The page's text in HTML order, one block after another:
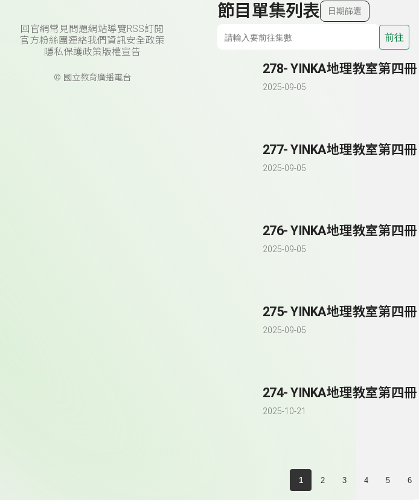
回官網常見問題網站導覽RSS訂閱
官方粉絲團連絡我們 資訊安全政策
隱私保護政策版權宣告
© 國立教育廣播電台
節目單集列表 日期篩選
前往
278- YINKA地理教室第四
2025-09-05
277- YINKA地理教室第四
2025-09-05
276- YINKA地理教室第四
2025-09-05
275- YINKA地理教室第四
2025-09-05
274- YINKA地理教室第四
2025-10-21
1 2 3 4 5 6